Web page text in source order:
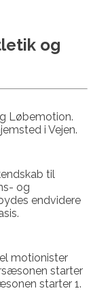
og
Løbemotion.
i Vejen.
til
og
endvidere
motionister
starter
starter 1.